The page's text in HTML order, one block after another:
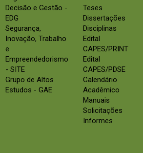
Decisão e Gestão -
EDG
Segurança,
Inovação, Trabalho
e
Empreendedorismo
- SITE
Grupo de Altos
Estudos - GAE
Teses
Dissertações
Disciplinas
Edital
CAPES/PRINT
Edital
CAPES/PDSE
Calendário
Acadêmico
Manuais
Solicitações
Informes